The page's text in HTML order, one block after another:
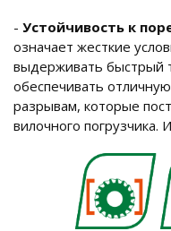
- Устойчивость к
означает жесткие
выдерживать быстрый
обеспечивать
разрывам, которые
вилочного погрузчика.